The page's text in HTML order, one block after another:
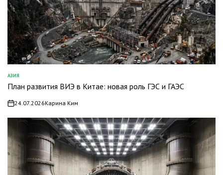
ОПУБЛИКОВАНО
В
АЗИЯ
План развития ВИЭ в Китае: новая роль ГЭС и ГАЭС
on24.07.2026Карина Ким